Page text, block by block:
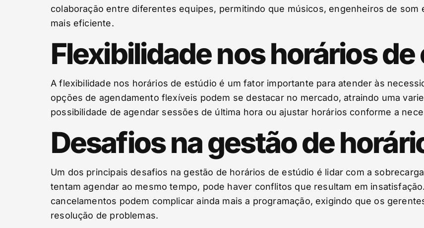
colaboração entre diferentes equipes, permitindo que músicos, engenheiros de
mais eficiente.
Flexibilidade nos horários
A flexibilidade nos horários de estúdio é um fator importante para atender às
opções de agendamento flexíveis podem se destacar no mercado, atraindo uma
possibilidade de agendar sessões de última hora ou ajustar horários conforme a
Desafios na gestão de
Um dos principais desafios na gestão de horários de estúdio é lidar com a
tentam agendar ao mesmo tempo, pode haver conflitos que resultam em
cancelamentos podem complicar ainda mais a programação, exigindo que os
resolução de problemas.